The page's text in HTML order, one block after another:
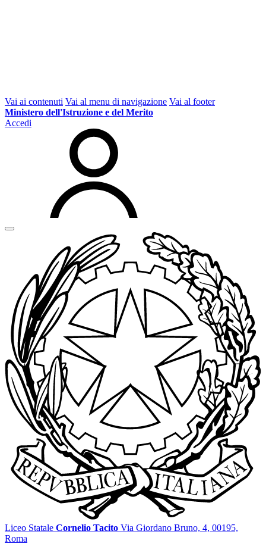
Vai ai contenuti Vai al menu di navigazione Vai al footer
Ministero dell'Istruzione e del Merito
Accedi
Liceo Statale Cornelio Tacito Via Giordano Bruno, 4, 00195,
Roma